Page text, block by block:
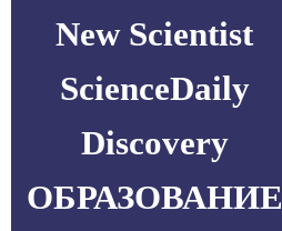
New Scientist
ScienceDaily
Discovery
ОБРАЗОВАНИЕ